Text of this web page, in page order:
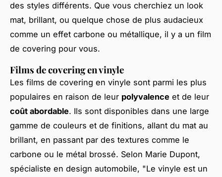
des styles différents. Que vous cherchiez un look
mat, brillant, ou quelque chose de plus audacieux
comme un effet carbone ou métallique, il y a un film
de covering pour vous.
Films de covering en vinyle
Les films de covering en vinyle sont parmi les plus
populaires en raison de leur polyvalence et de leur
coût abordable. Ils sont disponibles dans une large
gamme de couleurs et de finitions, allant du mat au
brillant, en passant par des textures comme le
carbone ou le métal brossé. Selon Marie Dupont,
spécialiste en design automobile, "Le vinyle est un